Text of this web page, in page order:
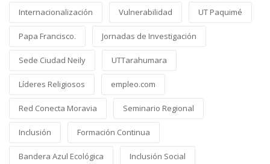
Internacionalización Vulnerabilidad UT Paquimé
Papa Francisco. Jornadas de Investigación
Sede Ciudad Neily UTTarahumara
Líderes Religiosos empleo.com
Red Conecta Moravia Seminario Regional
Inclusión Formación Continua
Bandera Azul Ecológica Inclusión Social